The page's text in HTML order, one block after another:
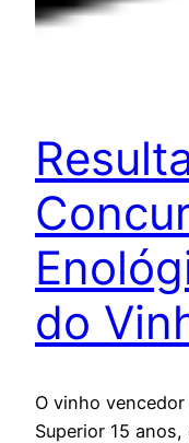
do
O vinho
Superior 15 anos,